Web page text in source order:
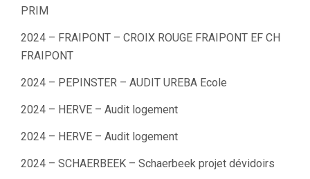
PRIM
2024 – FRAIPONT – CROIX ROUGE FRAIPONT EF CH
FRAIPONT
2024 – PEPINSTER – AUDIT UREBA Ecole
2024 – HERVE – Audit logement
2024 – HERVE – Audit logement
2024 – SCHAERBEEK – Schaerbeek projet dévidoirs